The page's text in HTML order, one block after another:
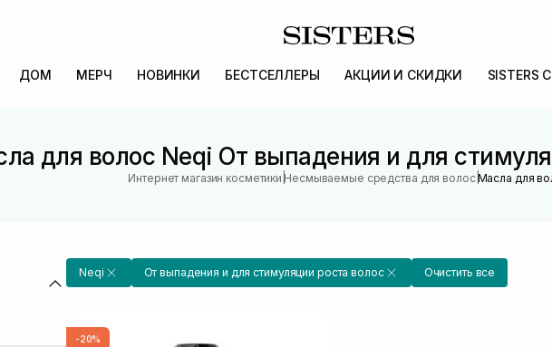
ДОМ МЕРЧ НОВИНКИ БЕСТСЕЛЛЕРЫ АКЦИИ И СКИДКИ SISTERS
для волос Neqi От выпадения и для
Интернет магазин косметики |Несмываемые средства для волос|Масла для
Neqi От выпадения и для стимуляции роста волос Очистить все
-20%